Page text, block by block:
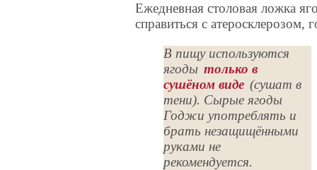
Ежедневная столовая ложка
справиться с
В пищу используются
ягоды только в
сушёном виде (сушат в
тени). Сырые ягоды
Годжи употреблять и
брать незащищёнными
руками не
рекомендуется.